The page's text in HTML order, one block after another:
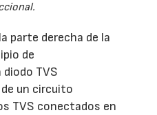
parte derecha de la
de
TVS
un circuito
TVS conectados en